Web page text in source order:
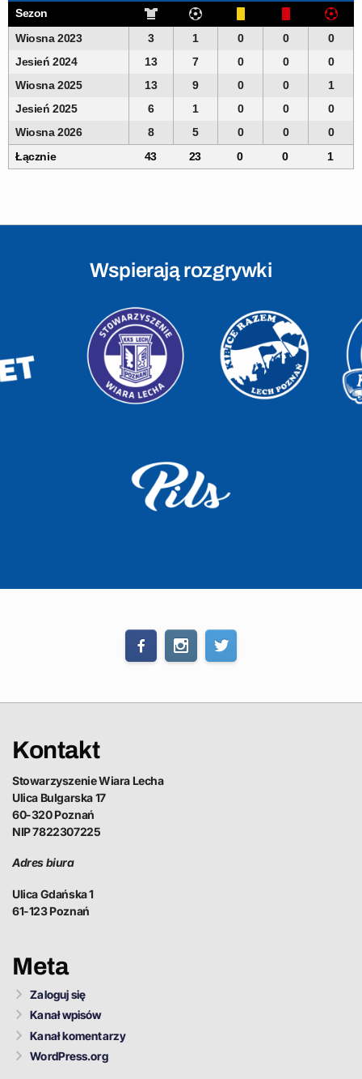
Sezon
Wiosna 2023
3 1 0 0
0
Jesień 2024
13 7 0 0
0
Wiosna 2025
13 9 0 0
1
Jesień 2025
6 1 0 0
0
Wiosna 2026
8 5 0 0
0
Łącznie
43 23 0 0 1
Wspierają rozgrywki
Kontakt
Stowarzyszenie Wiara Lecha
Ulica Bulgarska 17
60-320 Poznań
NIP 7822307225
Adres biura
Ulica Gdańska 1
61-123 Poznań
Meta
Zaloguj się
Kanał wpisów
Kanał komentarzy
WordPress.org